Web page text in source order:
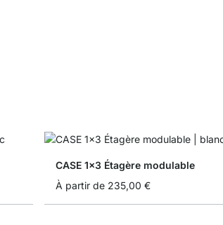
CASE 1x3 Étagère modulable
À partir de 235,00 €